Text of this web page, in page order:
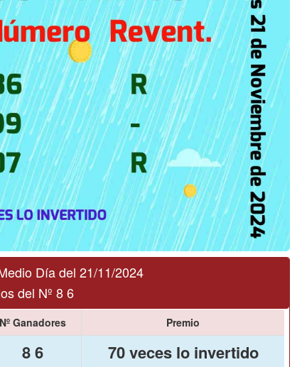
Día del 21/11/2024
del Nº 8 6
Nº Ganadores Premio
8 6
70 veces lo invertido